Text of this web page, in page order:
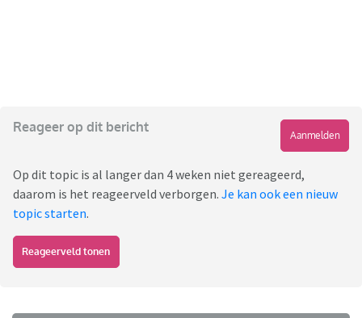
Reageer op dit bericht
Aanmelden
Op dit topic is al langer dan 4 weken niet gereageerd,
daarom is het reageerveld verborgen. Je kan ook een nieuw
topic starten.
Reageerveld tonen